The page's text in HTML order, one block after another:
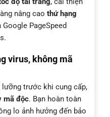
nâng cao thứ hạng
PageSpeed
virus, không mã
trước khi cung cấp,
mã độc. Bạn hoàn toàn
lo ảnh hưởng đến bảo